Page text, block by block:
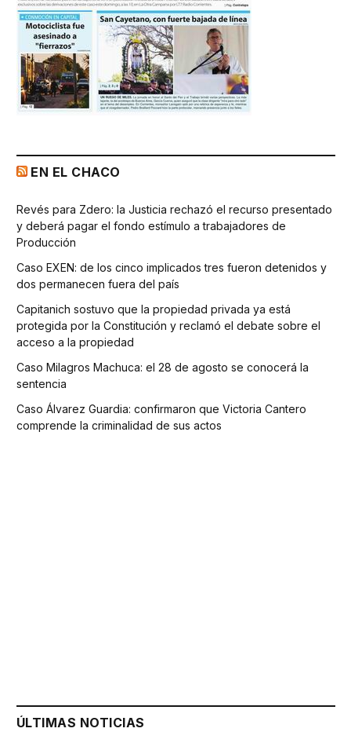
EN EL CHACO
Revés para Zdero: la Justicia rechazó el recurso presentado
y deberá pagar el fondo estímulo a trabajadores de
Producción
Caso EXEN: de los cinco implicados tres fueron detenidos y
dos permanecen fuera del país
Capitanich sostuvo que la propiedad privada ya está
protegida por la Constitución y reclamó el debate sobre el
acceso a la propiedad
Caso Milagros Machuca: el 28 de agosto se conocerá la
sentencia
Caso Álvarez Guardia: confirmaron que Victoria Cantero
comprende la criminalidad de sus actos
ÚLTIMAS NOTICIAS